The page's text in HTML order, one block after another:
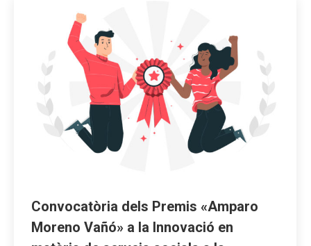
Convocatòria dels Premis «Amparo
Moreno Vañó» a la Innovació en